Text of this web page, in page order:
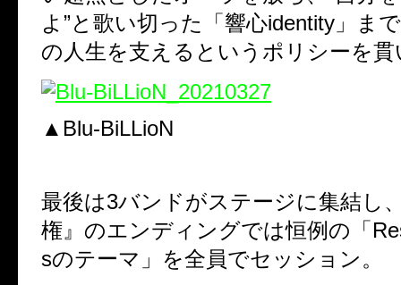
よ”と歌い切った「響心identity 」ま
の人生を支えるというポリシーを貫
▲Blu-BiLLioN
最後は3バンドがステージに集結し
権』のエンディングでは恒例の「
sのテーマ」を全員でセッション。